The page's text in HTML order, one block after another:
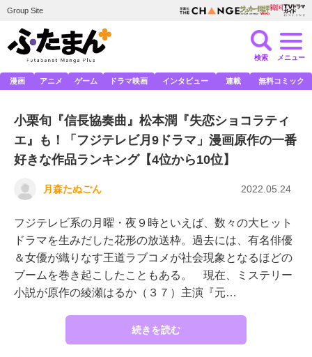
Group Site
検索 メニュー
漫画 アニメ ゲーム ドラマ映画 インタビュー 連載 無料コミック
小栗旬『信長協奏曲』松本潤『失恋ショコラティ
エ』も！「フジテレビ月9ドラマ」漫画原作の一番
好きな作品ランキング【4位から10位】
月森たぬごん 2022.05.24
フジテレビ系の月曜・夜９時といえば、数々の大ヒット
ドラマを生みだした花形の放送枠。過去には、有名俳優
＆女優が織りなす王道ラブコメが社会現象となるほどの
ブームを巻き起こしたこともある。 現在、ミステリー
小説が原作の綾瀬はるか（３７）主演『元…
続きを読む